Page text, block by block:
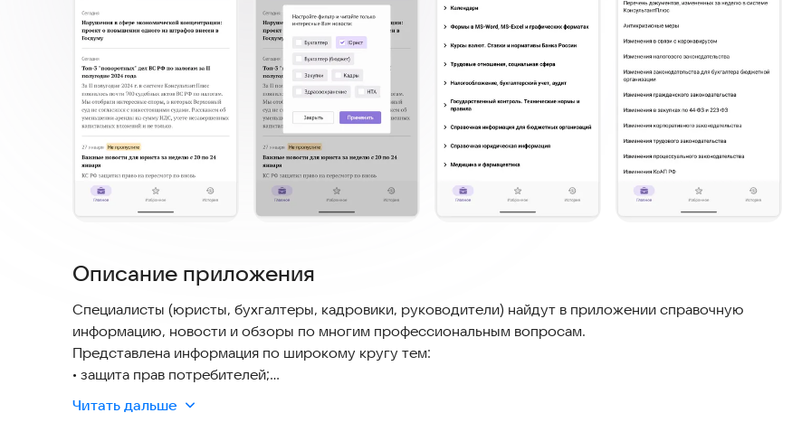
Описание приложения
Специалисты (юристы, бухгалтеры, кадровики, руководители) найдут в приложении справочную
информацию, новости и обзоры по многим профессиональным вопросам.
Представлена информация по широкому кругу тем:
• защита прав потребителей;
• налоги, налоговые льготы и вычеты;
• защита трудовых прав, трудовой договор;
Читать дальше